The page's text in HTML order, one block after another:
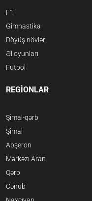
F1
Gimnastika
Döyüş növləri
Əl oyunları
Futbol
REGİONLAR
Şimal-qərb
Şimal
Abşeron
Mərkəzi Aran
Qərb
Cənub